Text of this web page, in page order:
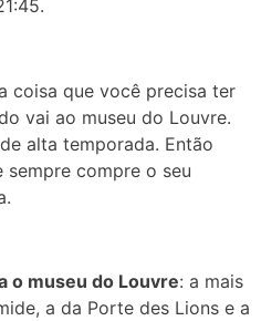
coisa que você precisa ter
vai ao museu do Louvre.
alta temporada. Então
compre o seu
o museu do Louvre: a mais
a da Porte des Lions e a